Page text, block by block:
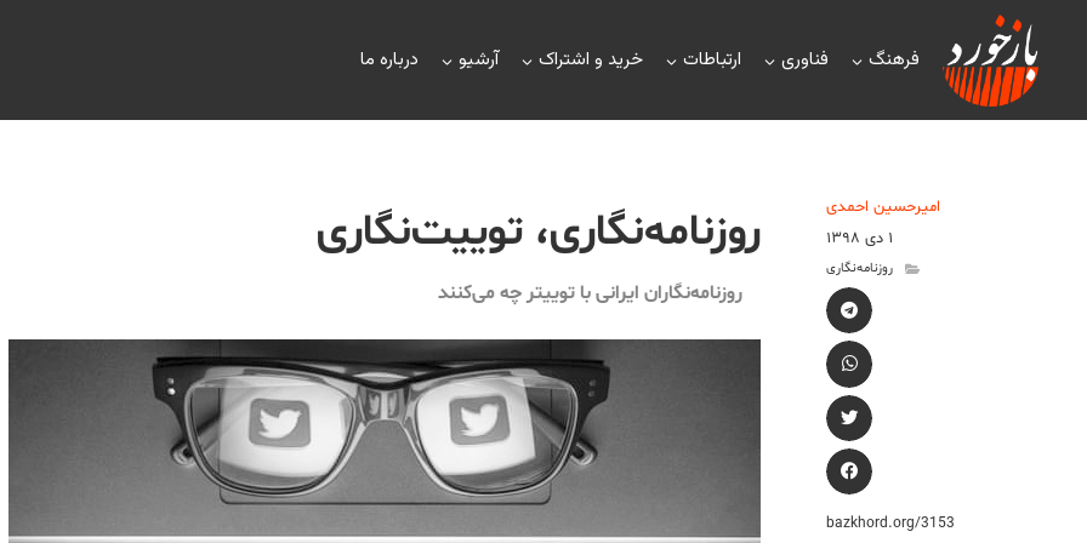
فرهنگ فناوری ارتباطات خرید و اشتراک آرشیو درباره ما
امیرحسین احمدی
۱ دی ۱۳۹۸
روزنامه‌نگاری
bazkhord.org/3153
روزنامه‌نگاری، توییت‌نگاری
روزنامه‌نگاران ایرانی با توییتر چه می‌کنند